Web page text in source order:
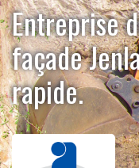
Entreprise
façade
rapide.